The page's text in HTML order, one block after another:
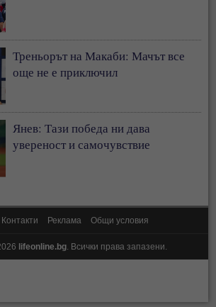
Треньорът на Макаби: Мачът все
още не е приключил
Янев: Тази победа ни дава
увереност и самочувствие
Контакти Реклама Общи условия
lifeonline.bg. Всички права запазени.